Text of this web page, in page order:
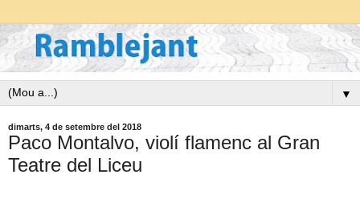
▼
dimarts, 4 de setembre del 2018
Paco Montalvo, violí flamenc al Gran
Teatre del Liceu